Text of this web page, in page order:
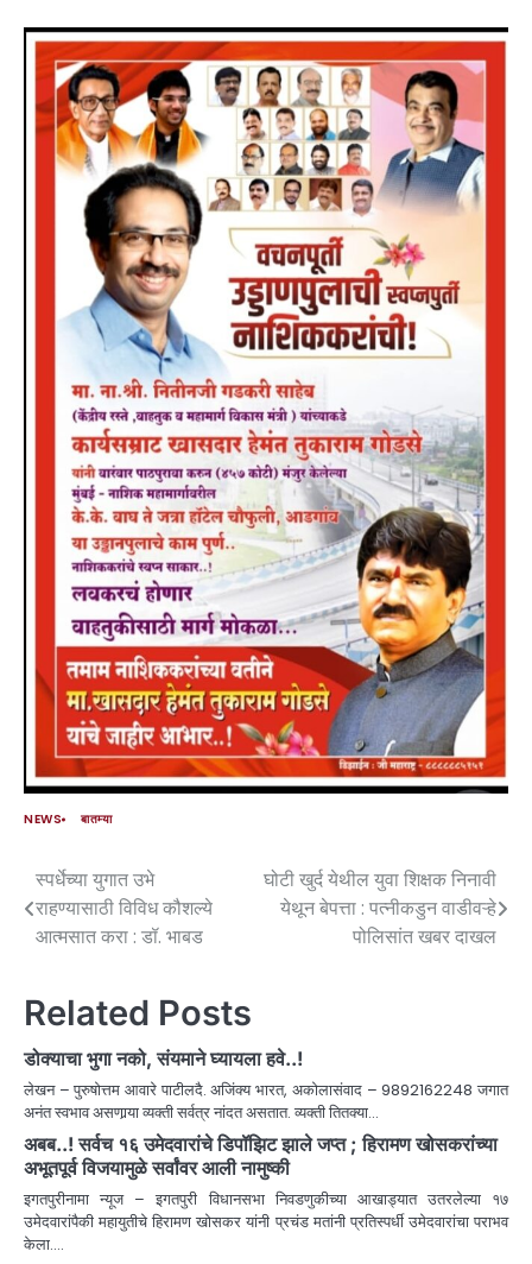
NEWS बातम्या
स्पर्धेच्या युगात उभे
राहण्यासाठी विविध कौशल्ये
आत्मसात करा : डॉ. भाबड
घोटी खुर्द येथील युवा शिक्षक निनावी
येथून बेपत्ता : पत्नीकडुन वाडीवऱ्हे
पोलिसांत खबर दाखल
Related Posts
डोक्याचा भुगा नको, संयमाने घ्यायला हवे..!
लेखन – पुरुषोत्तम आवारे पाटीलदै. अजिंक्य भारत, अकोलासंवाद – 9892162248 जगात
अनंत स्वभाव असणार्‍या व्यक्ती सर्वत्र नांदत असतात. व्यक्ती तितक्या…
अबब..! सर्वच १६ उमेदवारांचे डिपॉझिट झाले जप्त ; हिरामण खोसकरांच्या
अभूतपूर्व विजयामुळे सर्वांवर आली नामुष्की
इगतपुरीनामा न्यूज – इगतपुरी विधानसभा निवडणुकीच्या आखाड्यात उतरलेल्या १७
उमेदवारांपैकी महायुतीचे हिरामण खोसकर यांनी प्रचंड मतांनी प्रतिस्पर्धी उमेदवारांचा पराभव
केला.…